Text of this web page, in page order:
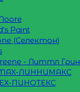
Paint
(Селектон)
- Литтл Грин
ЛИННИМАКС
ПИНОТЕКС